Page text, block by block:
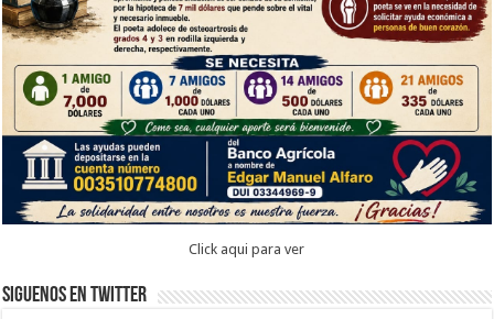
Click aqui para ver
Siguenos en twitter